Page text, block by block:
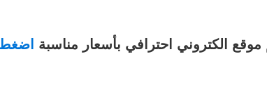
موقع الكتروني احترافي بأسعار مناسبة